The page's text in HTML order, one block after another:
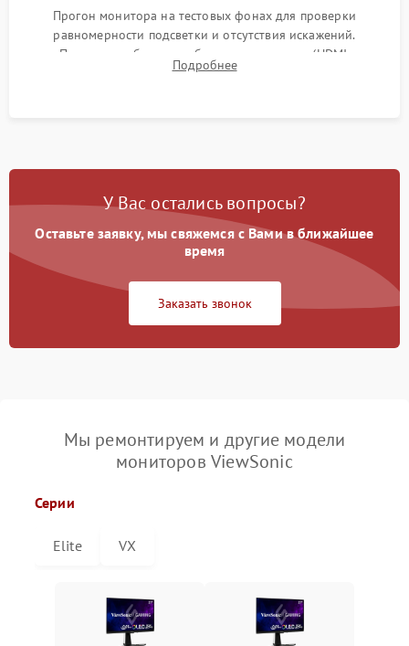
Прогон монитора на тестовых фонах для проверки
равномерности подсветки и отсутствия искажений.
Проверка работоспособности всех портов (HDMI,
DisplayPort, VGA) и кнопок управления под нагрузкой в
Подробнее
У Вас остались вопросы?
Оставьте заявку, мы свяжемся с Вами в ближайшее
время
Заказать звонок
Мы ремонтируем и другие модели
мониторов ViewSonic
Серии
Elite VX